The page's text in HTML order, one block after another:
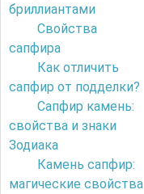
бриллиантами
Свойства
сапфира
Как отличить
сапфир от подделки?
Сапфир камень:
свойства и знаки
Зодиака
Камень сапфир:
магические свойства